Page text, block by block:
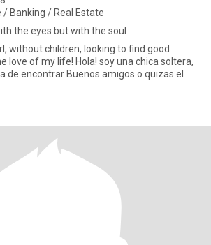
/ Banking / Real Estate
the eyes but with the soul
without children, looking to find good
Hola! soy una chica soltera,
de encontrar Buenos amigos o quizas el